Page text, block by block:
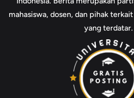
mahasiswa, dosen, dan pihak
yang terdatar.